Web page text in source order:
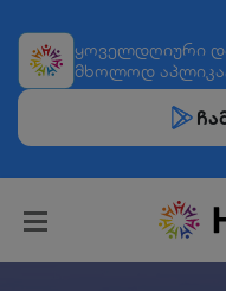
ყოველდღიური
მხოლოდ